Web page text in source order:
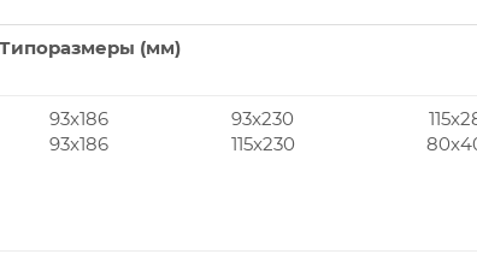
Типоразмеры (мм)
93x186
93x186
93x230
115x230